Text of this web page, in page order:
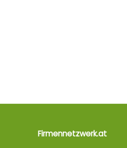
Firmennetzwerk.at